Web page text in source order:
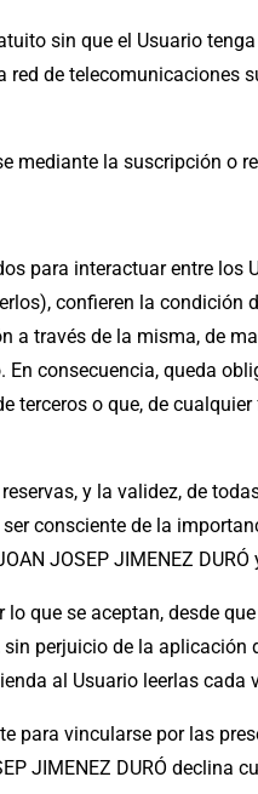
sin que el Usuario
de telecomunicaciones
mediante la suscripción o
para interactuar entre los
confieren la condición
través de la misma, de
consecuencia, queda
o que, de
y la validez, de
consciente de la
JOSEP JIMENEZ DURÓ
que se aceptan, desde
perjuicio de la aplicación
al Usuario leerlas cada
para vincularse por las
JIMENEZ DURÓ declina